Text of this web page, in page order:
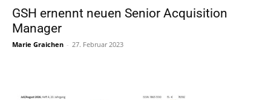
GSH ernennt neuen Senior Acquisition
Manager
Marie Graichen - 27. Februar 2023